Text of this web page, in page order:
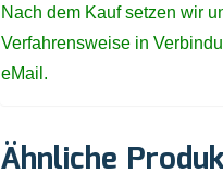
Nach dem Kauf setzen wir
Verfahrensweise in
eMail.
Ähnliche